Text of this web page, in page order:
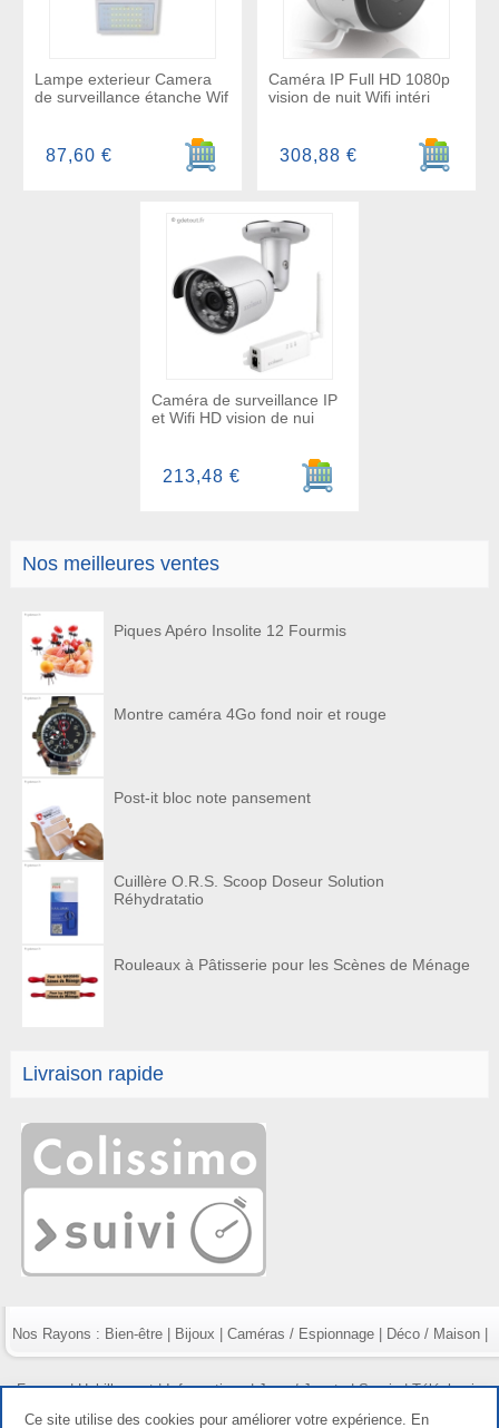
Nos meilleures ventes
Piques Apéro Insolite 12 Fourmis
Montre caméra 4Go fond noir et rouge
Post-it bloc note pansement
Cuillère O.R.S. Scoop Doseur Solution
Réhydratatio
Rouleaux à Pâtisserie pour les Scènes de Ménage
Livraison rapide
Lampe exterieur Camera
de surveillance étanche Wif
Ajouter au panier
87,60 €
Caméra IP Full HD 1080p
vision de nuit Wifi intéri
Ajouter
308,88 €
Caméra de surveillance IP
et Wifi HD vision de nui
Ajouter au panier
213,48 €
Nos Rayons : Bien-être| Bijoux Caméras / Espionnage| Déco / Maison|
Fumeur|Habillement|Informatique|Jeux / Jouets|Survie|Téléphonie
Ce site utilise des cookies pour améliorer votre expérience. En